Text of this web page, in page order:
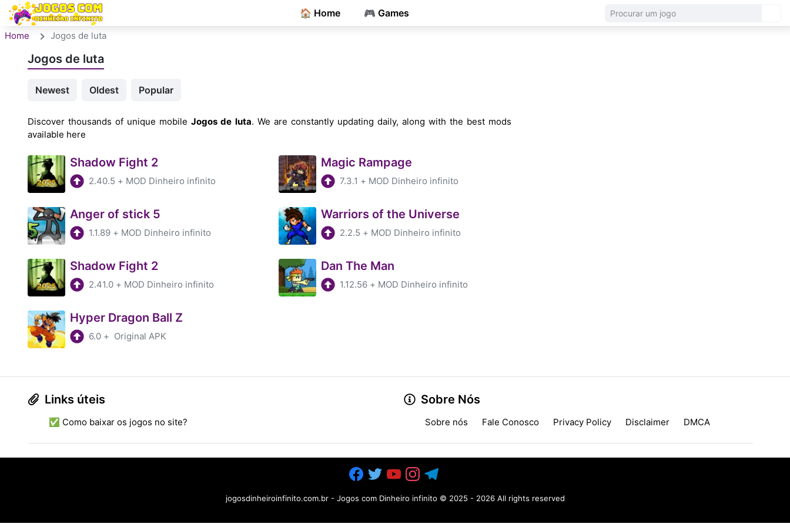
🏠 Home 🎮 Games
Home Jogos de luta
Jogos de luta
Newest Oldest Popular
Discover thousands of unique mobileJogos de luta. We are constantly updating daily, along with the best mods
available here
Shadow Fight 2
2.40.5 + MOD Dinheiro infinito
Magic Rampage
7.3.1 + MOD Dinheiro infinito
Anger of stick 5
1.1.89 + MOD Dinheiro infinito
Warriors of the Universe
2.2.5 + MOD Dinheiro infinito
Shadow Fight 2
2.41.0 + MOD Dinheiro infinito
Dan The Man
1.12.56 + MOD Dinheiro infinito
Hyper Dragon Ball Z
6.0 + Original APK
Links úteis
✅ Como baixar os jogos no site?
Sobre Nós
Sobre nós Fale Conosco Privacy Policy Disclaimer DMCA
jogosdinheiroinfinito.com.br - Jogos com Dinheiro infinito© 2025 - 2026 All rights reserved